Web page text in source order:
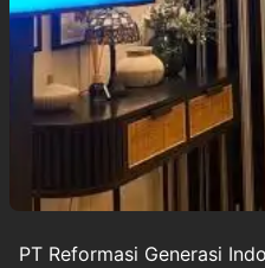
PT Reformasi Generasi